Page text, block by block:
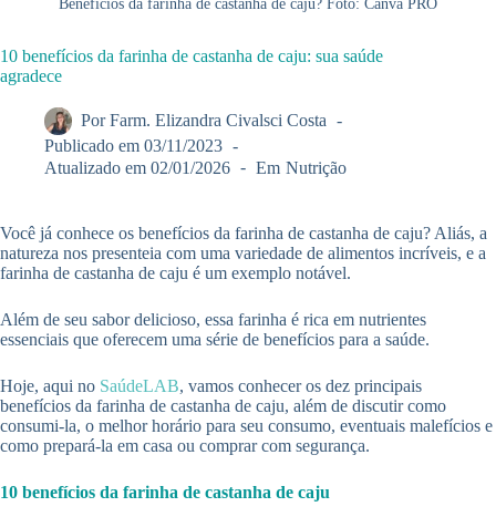
Benefícios da farinha de castanha de caju? Foto: Canva PRO
10 benefícios da farinha de castanha de caju: sua saúde
agradece
Por Farm. Elizandra Civalsci Costa
Publicado em 03/11/2023
Atualizado em 02/01/2026 Em Nutrição
Você já conhece os benefícios da farinha de castanha de caju? Aliás, a
natureza nos presenteia com uma variedade de alimentos incríveis, e a
farinha de castanha de caju é um exemplo notável.
Além de seu sabor delicioso, essa farinha é rica em nutrientes
essenciais que oferecem uma série de benefícios para a saúde.
Hoje, aqui no SaúdeLAB, vamos conhecer os dez principais
benefícios da farinha de castanha de caju, além de discutir como
consumi-la, o melhor horário para seu consumo, eventuais malefícios e
como prepará-la em casa ou comprar com segurança.
10 benefícios da farinha de castanha de caju